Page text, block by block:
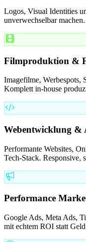
Logos, Visual Identities
unverwechselbar
Filmproduktion &
Imagefilme, Werbespots,
Komplett in-house
Webentwicklung &
Performante Websites,
Tech-Stack. Responsive,
Performance
Google Ads, Meta Ads,
mit echtem ROI statt